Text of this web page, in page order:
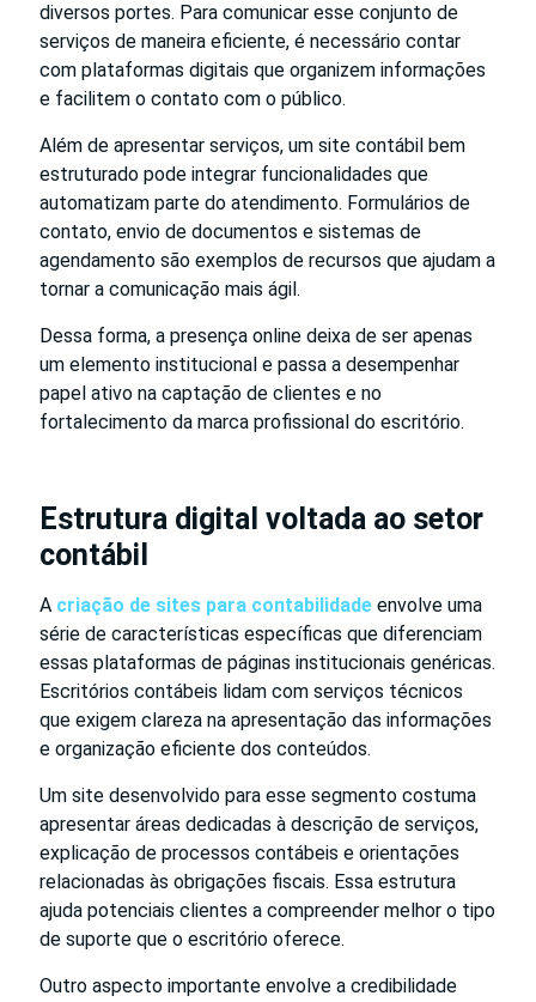
diversos portes. Para comunicar esse conjunto de
serviços de maneira eficiente, é necessário contar
com plataformas digitais que organizem informações
e facilitem o contato com o público.
Além de apresentar serviços, um site contábil bem
estruturado pode integrar funcionalidades que
automatizam parte do atendimento. Formulários de
contato, envio de documentos e sistemas de
agendamento são exemplos de recursos que ajudam a
tornar a comunicação mais ágil.
Dessa forma, a presença online deixa de ser apenas
um elemento institucional e passa a desempenhar
papel ativo na captação de clientes e no
fortalecimento da marca profissional do escritório.
Estrutura digital voltada ao setor
contábil
A criação de sites para contabilidade envolve uma
série de características específicas que diferenciam
essas plataformas de páginas institucionais genéricas.
Escritórios contábeis lidam com serviços técnicos
que exigem clareza na apresentação das informações
e organização eficiente dos conteúdos.
Um site desenvolvido para esse segmento costuma
apresentar áreas dedicadas à descrição de serviços,
explicação de processos contábeis e orientações
relacionadas às obrigações fiscais. Essa estrutura
ajuda potenciais clientes a compreender melhor o tipo
de suporte que o escritório oferece.
Outro aspecto importante envolve a credibilidade